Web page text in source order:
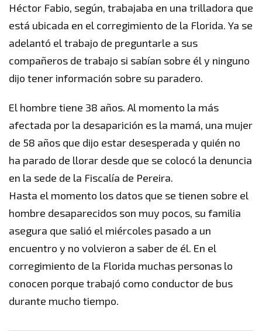
Héctor Fabio, según, trabajaba en una trilladora que
está ubicada en el corregimiento de la Florida. Ya se
adelantó el trabajo de preguntarle a sus
compañeros de trabajo si sabían sobre él y ninguno
dijo tener información sobre su paradero.
El hombre tiene 38 años. Al momento la más
afectada por la desaparición es la mamá, una mujer
de 58 años que dijo estar desesperada y quién no
ha parado de llorar desde que se colocó la denuncia
en la sede de la Fiscalía de Pereira.
Hasta el momento los datos que se tienen sobre el
hombre desaparecidos son muy pocos, su familia
asegura que salió el miércoles pasado a un
encuentro y no volvieron a saber de él. En el
corregimiento de la Florida muchas personas lo
conocen porque trabajó como conductor de bus
durante mucho tiempo.